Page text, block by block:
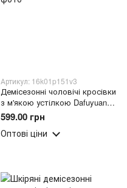
Артикул: 16k01p151v3
Демісезонні чоловічі кросівки
з м'якою устілкою Dafuyuan
HK20-3 (1 пара) 42 розмір
(BOT)
599.00 грн
Оптові ціни